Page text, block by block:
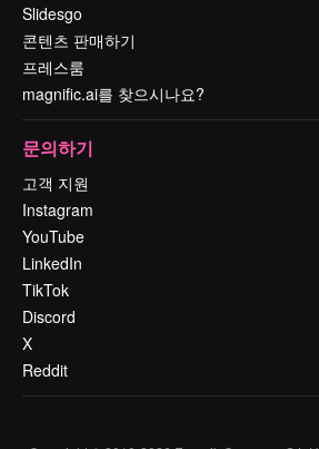
Slidesgo
콘텐츠 판매하기
프레스룸
magnific.ai를 찾으시나요?
문의하기
고객 지원
Instagram
YouTube
LinkedIn
TikTok
Discord
X
Reddit